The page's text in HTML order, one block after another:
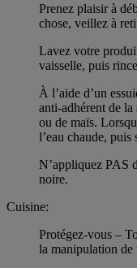
Prenez plaisir à
chose, veillez à
Lavez votre
vaisselle, puis
À l’aide d’un
anti-adhérent de
ou de maïs.
l’eau chaude, puis
N’appliquez PAS
noire.
Cuisine:
Protégez-vous –
la manipulation de